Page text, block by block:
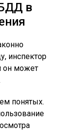
в
инспектор
он может
понятых.